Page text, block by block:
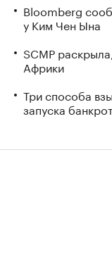
Bloomberg
у Ким Чен Ына
SCMP
Африки
Три способа
запуска